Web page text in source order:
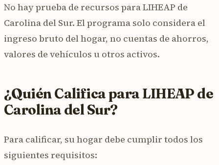
No hay prueba de recursos para LIHEAP de
Carolina del Sur. El programa solo considera el
ingreso bruto del hogar, no cuentas de ahorros,
valores de vehículos u otros activos.
¿Quién Califica para LIHEAP de
Carolina del Sur?
Para calificar, su hogar debe cumplir todos los
siguientes requisitos: